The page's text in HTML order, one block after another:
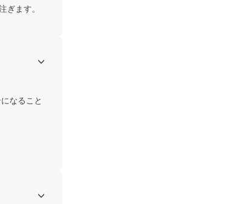
ます。
なること